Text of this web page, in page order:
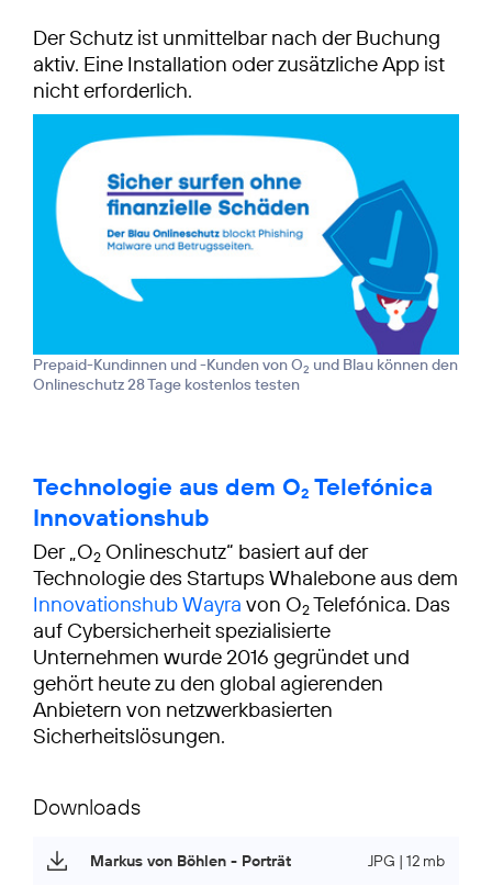
Der Schutz ist unmittelbar nach der Buchung
aktiv. Eine Installation oder zusätzliche App ist
nicht erforderlich.
Prepaid-Kundinnen und -Kunden von O2 und Blau können den
Onlineschutz 28 Tage kostenlos testen
Technologie aus dem O2 Telefónica
Innovationshub
Der „O2 Onlineschutz“ basiert auf der
Technologie des Startups Whalebone aus dem
Innovationshub Wayra von O2Telefónica. Das
auf Cybersicherheit spezialisierte
Unternehmen wurde 2016 gegründet und
gehört heute zu den global agierenden
Anbietern von netzwerkbasierten
Sicherheitslösungen.
Downloads
Markus von Böhlen - Porträt JPG | 12 mb